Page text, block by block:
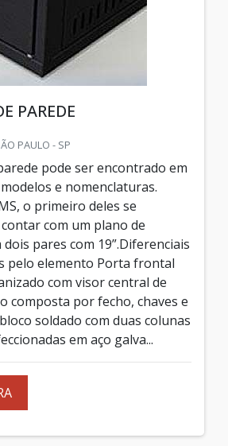
PAREDE
PAULO - SP
pode ser encontrado em
e nomenclaturas.
o primeiro deles se
com um plano de
pares com 19”.Diferenciais
pelo elemento Porta frontal
com visor central de
composta por fecho, chaves e
soldado com duas colunas
em aço galva...